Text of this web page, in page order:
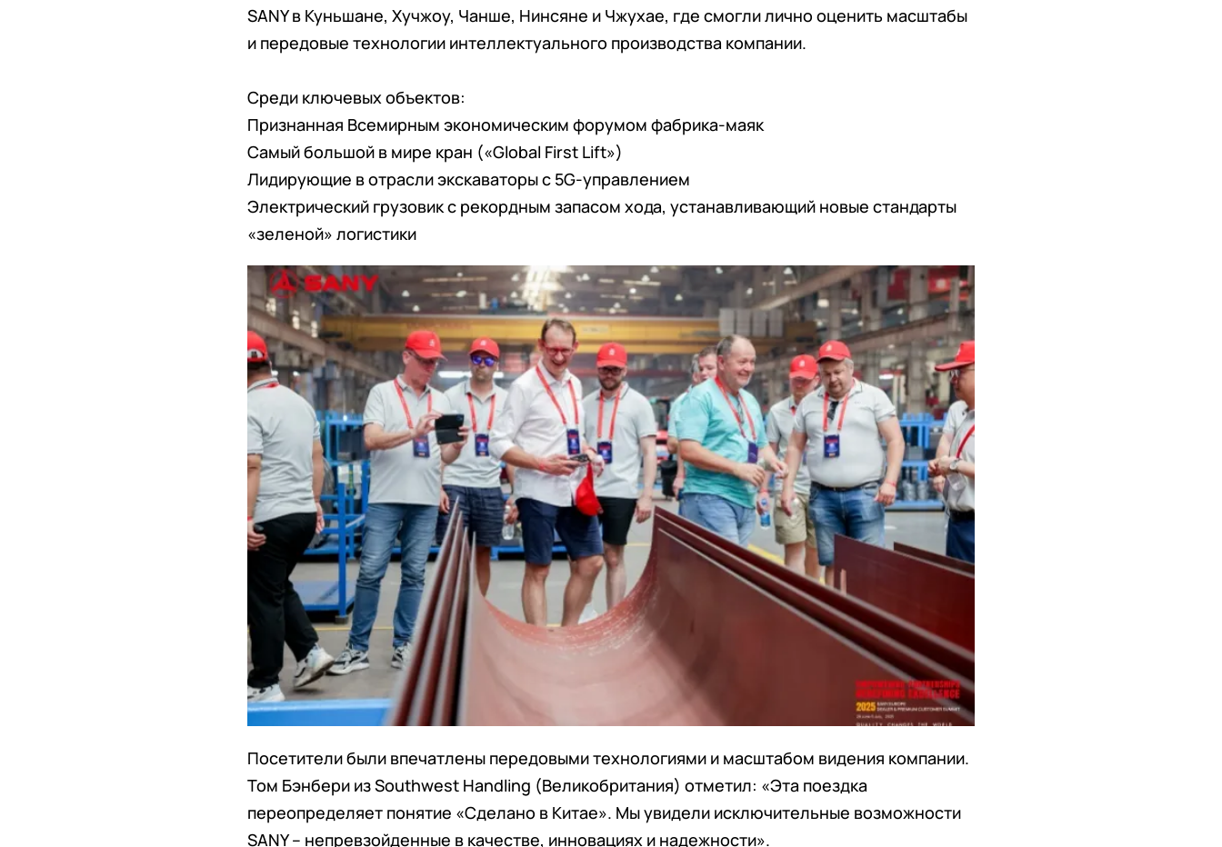
SANY в Куньшане, Хучжоу, Чанше, Нинсяне и Чжухае, где смогли лично оценить масштабы
и передовые технологии интеллектуального производства компании.
Среди ключевых объектов:
Признанная Всемирным экономическим форумом фабрика-маяк
Самый большой в мире кран («Global First Lift»)
Лидирующие в отрасли экскаваторы с 5G-управлением
Электрический грузовик с рекордным запасом хода, устанавливающий новые стандарты
«зеленой» логистики
Посетители были впечатлены передовыми технологиями и масштабом видения компании.
Том Бэнбери из Southwest Handling (Великобритания) отметил: «Эта поездка
переопределяет понятие «Сделано в Китае». Мы увидели исключительные возможности
SANY – непревзойденные в качестве, инновациях и надежности».